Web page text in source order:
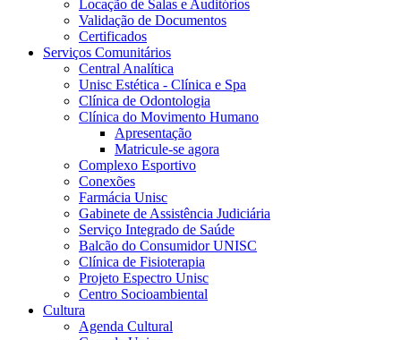
Locação de Salas e Auditórios
Validação de Documentos
Certificados
Serviços Comunitários
Central Analítica
Unisc Estética - Clínica e Spa
Clínica de Odontologia
Clínica do Movimento Humano
Apresentação
Matricule-se agora
Complexo Esportivo
Conexões
Farmácia Unisc
Gabinete de Assistência Judiciária
Serviço Integrado de Saúde
Balcão do Consumidor UNISC
Clínica de Fisioterapia
Projeto Espectro Unisc
Centro Socioambiental
Cultura
Agenda Cultural